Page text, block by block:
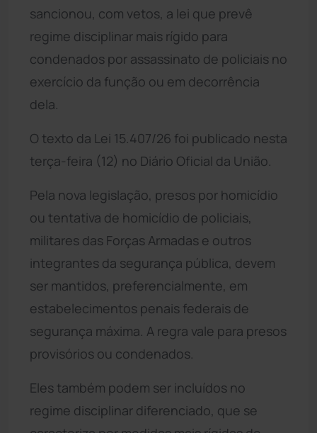
sancionou, com vetos, a lei que prevê
regime disciplinar mais rígido para
condenados por assassinato de policiais no
exercício da função ou em decorrência
dela.
O texto da Lei 15.407/26 foi publicado nesta
terça-feira (12) no Diário Oficial da União.
Pela nova legislação, presos por homicídio
ou tentativa de homicídio de policiais,
militares das Forças Armadas e outros
integrantes da segurança pública, devem
ser mantidos, preferencialmente, em
estabelecimentos penais federais de
segurança máxima. A regra vale para presos
provisórios ou condenados.
Eles também podem ser incluídos no
regime disciplinar diferenciado, que se